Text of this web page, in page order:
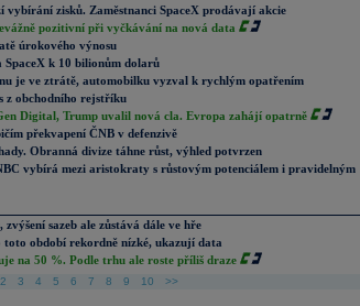
vybírání zisků. Zaměstnanci SpaceX prodávají akcie
pozitivní při vyčkávání na nová data
úrokového výnosu
k 10 bilionům dolarů
je ve ztrátě, automobilku vyzval k rychlým opatřením
z obchodního rejstříku
Digital, Trump uvalil nová cla. Evropa zahájí opatrně
překvapení ČNB v defenzivě
Obranná divize táhne růst, výhled potvrzen
vybírá mezi aristokraty s růstovým potenciálem i pravidelným
sazeb ale zůstává dále ve hře
toto období rekordně nízké, ukazují data
na 50 %. Podle trhu ale roste příliš draze
2 3 4 5 6 7 8 9 10 >>